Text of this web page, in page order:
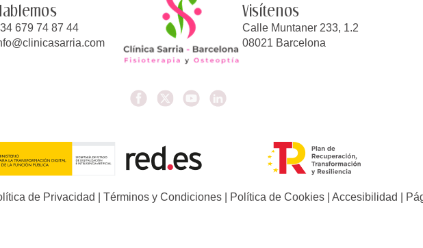
679 74 87 44
Visítenos
Calle Muntaner 233, 1.2
08021 Barcelona
de Privacidad Términos y Condiciones| Política de Cookies| Accesibilidad |